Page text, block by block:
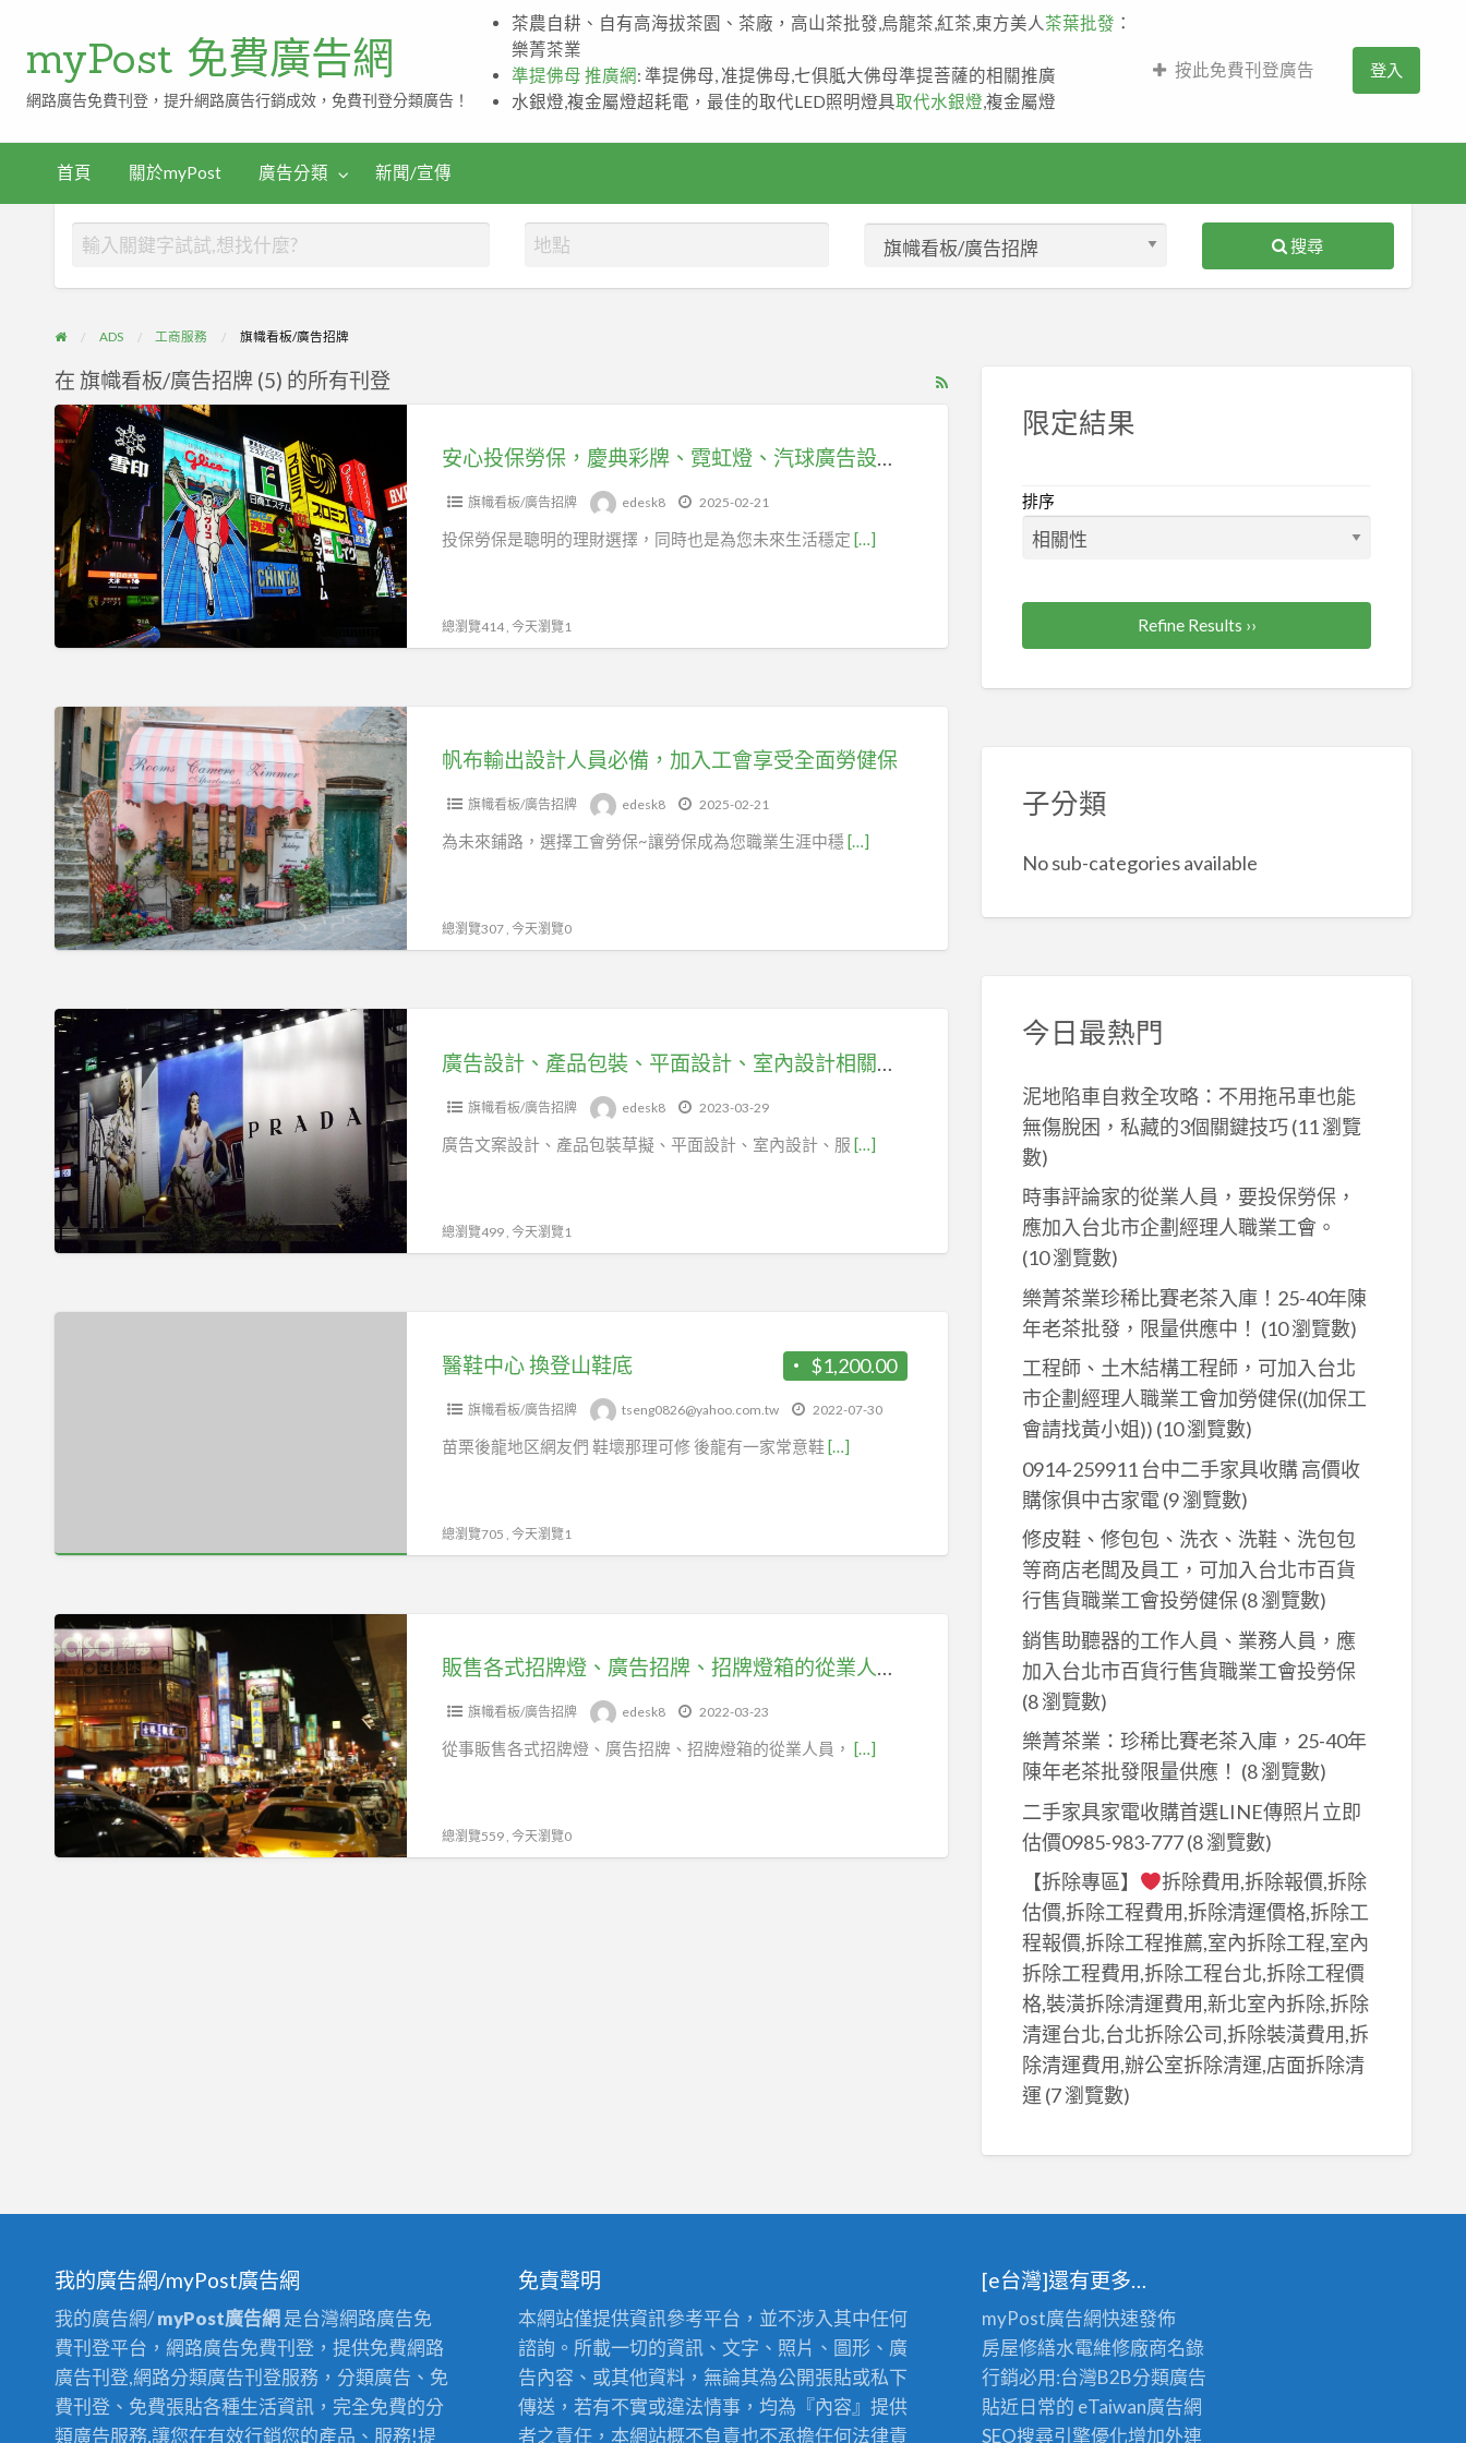
myPost 免費廣告網
網路廣告免費刊登，提升網路廣告行銷成效，免費刊登分類廣告！
茶農自耕、自有高海拔茶園、茶廠，高山茶批發,烏龍茶,紅茶,東方美人 茶葉批發 ：
樂菁茶業
準提佛母 推廣網: 準提佛母, 准提佛母,七俱胝大佛母準提菩薩的相關推廣
水銀燈,複金屬燈超耗電，最佳的取代LED照明燈具取代水銀燈 ,複金屬燈
按此免費刊登廣告 登入
首頁 關於myPost 廣告分類 新聞/宣傳
搜尋
ADS 工商服務 旗幟看板/廣告招牌
RSS
廣
在 旗幟看板/廣告招牌 (5) 的所有刊登
安
心
勞
保，
慶
彩
霓
虹
燈、
汽
球
廣
告
設
計
員
保
障
選
擇！
安心投保勞保，慶典彩牌、霓虹燈、汽球廣告設計人員保障新選擇！
旗幟看板/廣告招牌 edesk8 2025-02-21
投保勞保是聰明的理財選擇，同時也是為您未來生活穩定 […]
總瀏覽414 , 今天瀏覽1
帆
布
輸
出
設
計
人
員
必
加
工
會
享
受
全
面
勞
保
帆布輸出設計人員必備，加入工會享受全面勞健保
旗幟看板/廣告招牌 edesk8 2025-02-21
為未來鋪路，選擇工會勞保~讓勞保成為您職業生涯中穩 […]
總瀏覽307 , 今天瀏覽0
廣
設
計、
產
品
包
裝、
平
設
從
人
員，
可
以
加
入
台
北
市
保
旗幟看板/廣告招牌 edesk8 2023-03-29
廣告文案設計、產品包裝草擬、平面設計、室內設計、服 […]
總瀏覽499 , 今天瀏覽1
底
$1,200.00
醫鞋中心 換登山鞋底
旗幟看板/廣告招牌 tseng0826@yahoo.com.tw 2022-07-30
苗栗後龍地区網友們 鞋壞那理可修 後龍有一家常意鞋 […]
總瀏覽705 , 今天瀏覽1
販
售
各
式
招
牌
燈、
告
快
入
台
北
市
百
貨
販售各式招牌燈、廣告招牌、招牌燈箱的從業人員，快加入台北市百貨行售貨職業工會
旗幟看板/廣告招牌 edesk8 2022-03-23
從事販售各式招牌燈、廣告招牌、招牌燈箱的從業人員， […]
總瀏覽559 , 今天瀏覽0
限定結果
排序
Refine Results ››
子分類
No sub-categories available
今日最熱門
泥地陷車自救全攻略：不用拖吊車也能
無傷脫困，私藏的3個關鍵技巧(11 瀏覽
數)
時事評論家的從業人員，要投保勞保，
應加入台北市企劃經理人職業工會。
(10 瀏覽數)
樂菁茶業珍稀比賽老茶入庫！25-40年陳
年老茶批發，限量供應中！ (10 瀏覽數)
工程師、土木結構工程師，可加入台北
市企劃經理人職業工會加勞健保((加保工
會請找黃小姐)) (10 瀏覽數)
0914-259911 台中二手家具收購 高價收
購傢俱中古家電(9 瀏覽數)
修皮鞋、修包包、洗衣、洗鞋、洗包包
等商店老闆及員工，可加入台北巿百貨
行售貨職業工會投勞健保(8 瀏覽數)
銷售助聽器的工作人員、業務人員，應
加入台北市百貨行售貨職業工會投勞保
(8 瀏覽數)
樂菁茶業：珍稀比賽老茶入庫，25-40年
陳年老茶批發限量供應！ (8 瀏覽數)
二手家具家電收購首選LINE傳照片立即
估價0985-983-777(8 瀏覽數)
【拆除專區】
拆除費用,拆除報價,拆除
估價,拆除工程費用,拆除清運價格,拆除工
程報價,拆除工程推薦,室內拆除工程,室內
拆除工程費用,拆除工程台北,拆除工程價
格,裝潢拆除清運費用,新北室內拆除,拆除
清運台北,台北拆除公司,拆除裝潢費用,拆
除清運費用,辦公室拆除清運,店面拆除清
運 (7 瀏覽數)
我的廣告網/myPost廣告網
我的廣告網/myPost廣告網 是台灣網路廣告免
費刊登平台，網路廣告免費刊登，提供免費網路
廣告刊登,網路分類廣告刊登服務，分類廣告、免
費刊登、免費張貼各種生活資訊，完全免費的分
類廣告服務,讓您在有效行銷您的產品、服務!提
免責聲明
本網站僅提供資訊參考平台，並不涉入其中任何
諮詢。所載一切的資訊、文字、照片、圖形、廣
告內容、或其他資料，無論其為公開張貼或私下
傳送，若有不實或違法情事，均為『內容』提供
者之責任，本網站概不負責也不承擔任何法律責
[e台灣]還有更多…
myPost廣告網快速發佈
房屋修繕水電維修廠商名錄
行銷必用:台灣B2B分類廣告
貼近日常的 eTaiwan廣告網
SEO搜尋引擎優化增加外連